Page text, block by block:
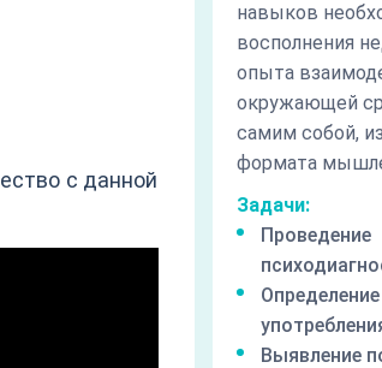
с данной
навыков
восполнения
опыта
окружающей
самим собой,
формата
Задачи:
Проведение
Выявление